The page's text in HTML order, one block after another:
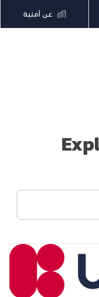
عن أمنية